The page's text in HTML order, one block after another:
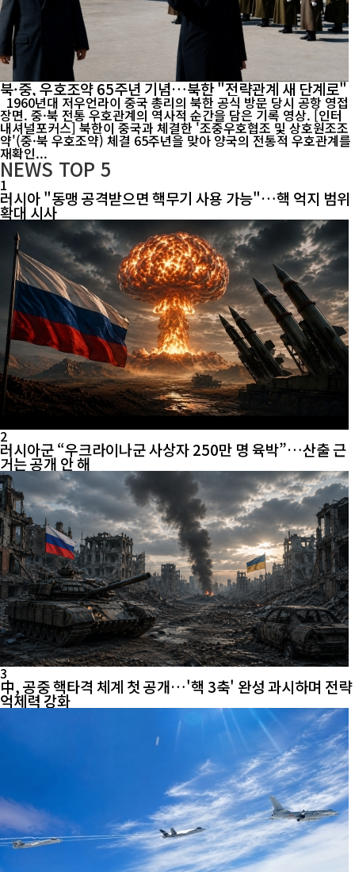
북·중, 우호조약 65주년 기념…북한 "전략관계 새 단계로"
장면. 중·북 전통 우호관계의 역사적 순간을 담은 기록 영상. [인터
내셔널포커스] 북한이 중국과 체결한 '조중우호협조 및 상호원조조
약'(중·북 우호조약) 체결 65주년을 맞아 양국의 전통적 우호관계를
재확인...
NEWS TOP 5
1
러시아 "동맹 공격받으면 핵무기 사용 가능"…핵 억지 범위
확대 시사
2
러시아군 “우크라이나군 사상자 250만 명 육박”…산출 근
거는 공개 안 해
3
中, 공중 핵타격 체계 첫 공개…'핵 3축' 완성 과시하며 전략
억제력 강화